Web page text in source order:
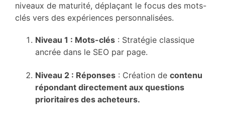
niveaux de maturité, déplaçant le focus des mots-
clés vers des expériences personnalisées.
Niveau 1 : Mots-clés : Stratégie classique
ancrée dans le SEO par page.
Niveau 2 : Réponses : Création de contenu
répondant directement aux questions
prioritaires des acheteurs.